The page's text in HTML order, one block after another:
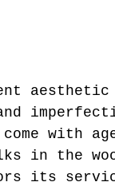
with
in the
its